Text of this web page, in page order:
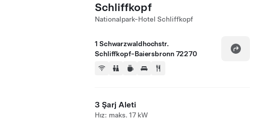
Schliffkopf
Nationalpark-Hotel Schliffkopf
1 Schwarzwaldhochstr.
Schliffkopf-Baiersbronn 72270
3 Şarj Aleti
Hız: maks. 17 kW